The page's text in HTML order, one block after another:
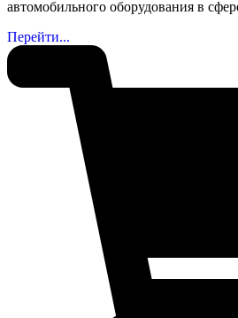
автомобильного оборудования в
Перейти...